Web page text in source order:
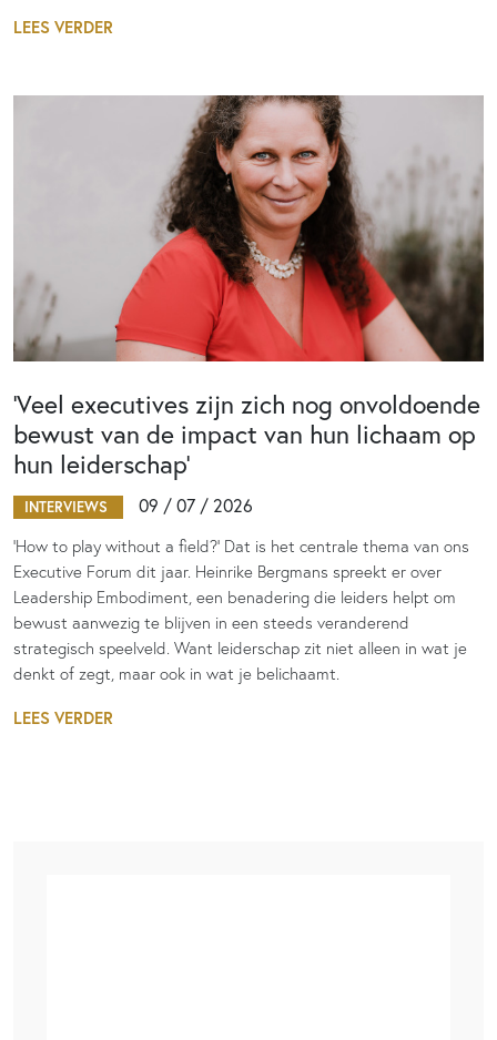
LEES VERDER
‘Veel executives zijn zich nog onvoldoende
bewust van de impact van hun lichaam op
hun leiderschap’
INTERVIEWS 09 / 07 / 2026
‘How to play without a field?’ Dat is het centrale thema van ons
Executive Forum dit jaar. Heinrike Bergmans spreekt er over
Leadership Embodiment, een benadering die leiders helpt om
bewust aanwezig te blijven in een steeds veranderend
strategisch speelveld. Want leiderschap zit niet alleen in wat je
denkt of zegt, maar ook in wat je belichaamt.
LEES VERDER